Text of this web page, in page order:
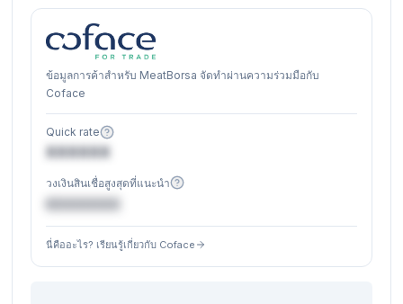
ข้อมูลการค้าสำหรับ MeatBorsa จัดทำผ่านความร่วมมือกับ
Coface
Quick rate
XXXXXX
วงเงินสินเชื่อสูงสุดที่แนะนำ
นี่คืออะไร? เรียนรู้เกี่ยวกับ Coface